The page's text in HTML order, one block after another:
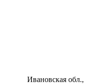
Ивановская обл.,